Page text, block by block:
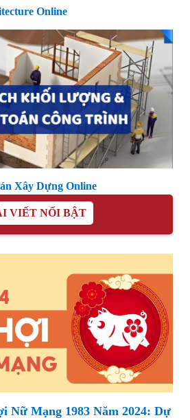
Online
Xây Dựng Online
VIẾT NỔI BẬT
Nữ Mạng 1983 Năm 2024: Dự